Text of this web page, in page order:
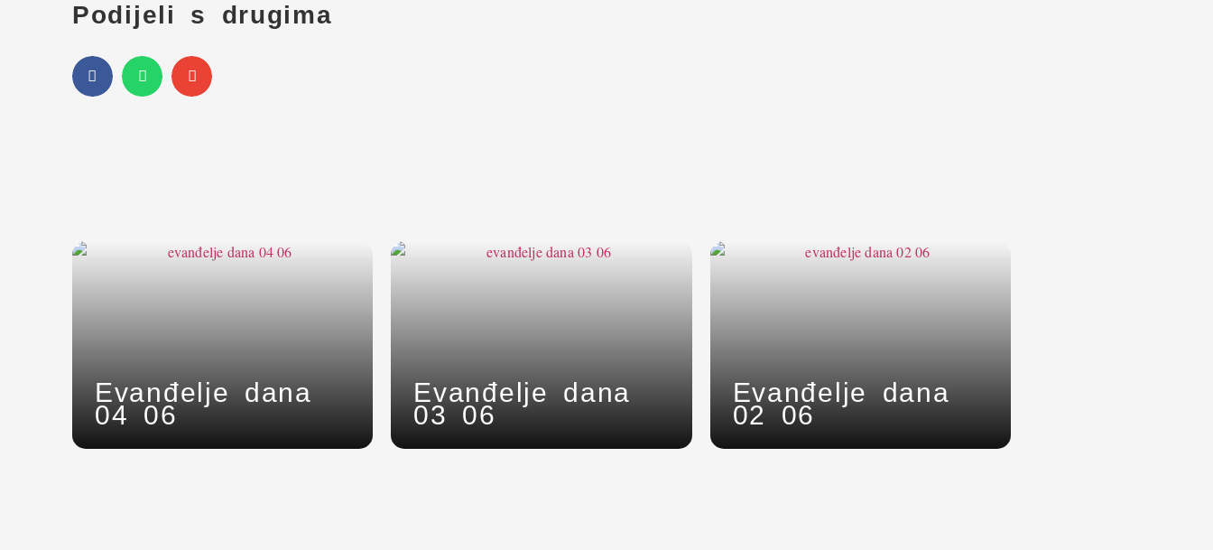
Podijeli s drugima
Evanđelje dana
04 06
Evanđelje dana
03 06
Evanđelje dana
02 06